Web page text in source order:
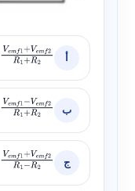
emf1+Vemf2
ب emf1−Vemf2
ج emf1+Vemf2